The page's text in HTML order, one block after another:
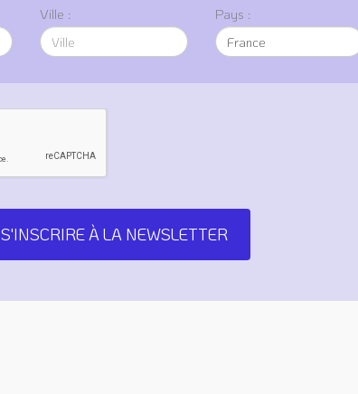
Ville : Pays :
S'INSCRIRE À LA NEWSLETTER